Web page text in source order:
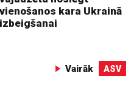
vienošanos kara Ukrainā
izbeigšanai
Vairāk ASV